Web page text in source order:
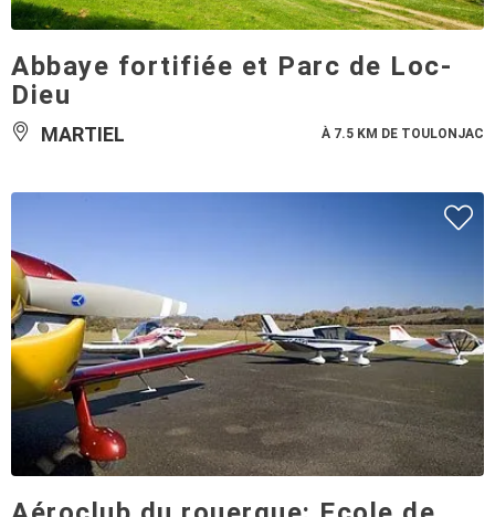
Abbaye fortifiée et Parc de Loc-
Dieu
MARTIEL À 7.5 KM DE TOULONJAC